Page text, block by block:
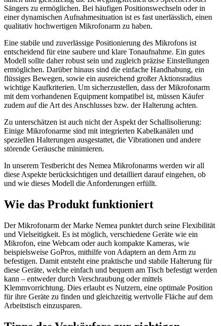
Sängers zu ermöglichen. Bei häufigen Positionswechseln oder in
einer dynamischen Aufnahmesituation ist es fast unerlässlich, einen
qualitativ hochwertigen Mikrofonarm zu haben.
Eine stabile und zuverlässige Positionierung des Mikrofons ist
entscheidend für eine saubere und klare Tonaufnahme. Ein gutes
Modell sollte daher robust sein und zugleich präzise Einstellungen
ermöglichen. Darüber hinaus sind die einfache Handhabung, ein
flüssiges Bewegen, sowie ein ausreichend großer Aktionsradius
wichtige Kaufkriterien. Um sicherzustellen, dass der Mikrofonarm
mit dem vorhandenen Equipment kompatibel ist, müssen Käufer
zudem auf die Art des Anschlusses bzw. der Halterung achten.
Zu unterschätzen ist auch nicht der Aspekt der Schallisolierung:
Einige Mikrofonarme sind mit integrierten Kabelkanälen und
speziellen Halterungen ausgestattet, die Vibrationen und andere
störende Geräusche minimieren.
In unserem Testbericht des Nemea Mikrofonarms werden wir all
diese Aspekte berücksichtigen und detailliert darauf eingehen, ob
und wie dieses Modell die Anforderungen erfüllt.
Wie das Produkt funktioniert
Der Mikrofonarm der Marke Nemea punktet durch seine Flexibilität
und Vielseitigkeit. Es ist möglich, verschiedene Geräte wie ein
Mikrofon, eine Webcam oder auch kompakte Kameras, wie
beispielsweise GoPros, mithilfe von Adaptern an dem Arm zu
befestigen. Damit entsteht eine praktische und stabile Halterung für
diese Geräte, welche einfach und bequem am Tisch befestigt werden
kann – entweder durch Verschraubung oder mittels
Klemmvorrichtung. Dies erlaubt es Nutzern, eine optimale Position
für ihre Geräte zu finden und gleichzeitig wertvolle Fläche auf dem
Arbeitstisch einzusparen.